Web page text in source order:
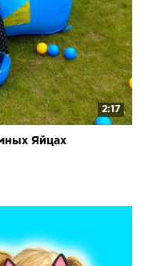
2:17
Яйцах